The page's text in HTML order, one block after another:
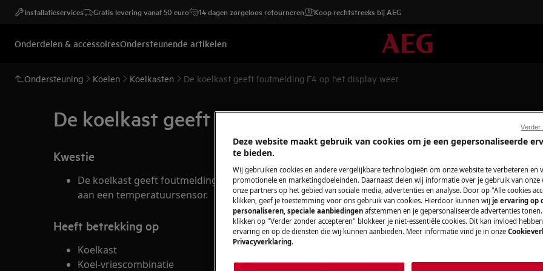
Installatieservices Gratis levering vanaf 50 euro 14 dagen zorgeloos retourneren Koop rechtstreeks bij AEG
Onderdelen & accessoiresOndersteunende artikelen
Ondersteuning Koelen Koelkasten De koelkast geeft foutmelding F4 op het display weer
De koelkast geeft foutmelding F4 op het display weer
Kwestie
De koelkast geeft foutmelding F4 op het display weer, dit duidt op een storing
aan een temperatuursensor.
Heeft betrekking op
Koelkast
Koel-vriescombinatie
Onderdelen en
Vind originele
voor je apparaat
bij jouw thuis
Deze website maakt gebruik van cookies om je een gepersonaliseerde
te bieden.
Wij gebruiken cookies en andere vergelijkbare technologieën om onze website te verbeteren en
promotionele en marketingdoeleinden. Daarnaast delen wij informatie over je gebruik van onze
onze partners op het gebied van sociale media, advertenties en analyse. Door op "Alle cookies
klikken, geef je toestemming voor ons gebruik van cookies. Hierdoor kunnen wij je ervaring op
personaliseren, speciale aanbiedingen afstemmen en je gepersonaliseerde advertenties
klikken op "Verder zonder accepteren" blokkeer je niet-essentiële cookies. Dit kan invloed
ervaring en op de diensten die wij kunnen aanbieden. Meer informatie vind je in onze
Privacyverklaring.
Verder